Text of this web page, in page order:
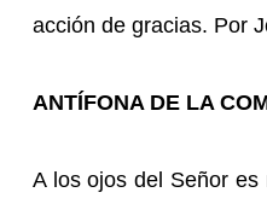
acción de gracias. Por
ANTÍFONA DE LA
A los ojos del Señor